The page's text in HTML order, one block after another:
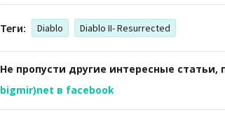
Теги: Diablo Diablo II- Resurrected
Не пропусти другие интересные статьи,
bigmir)net в facebook